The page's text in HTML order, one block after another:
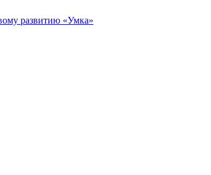
развитию «Умка»